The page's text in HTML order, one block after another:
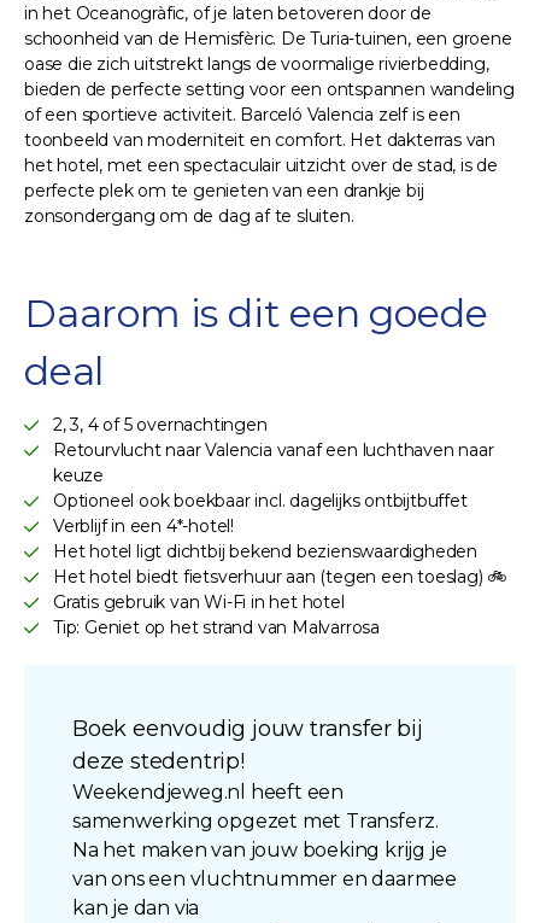
in het Oceanogràfic, of je laten betoveren door de
schoonheid van de Hemisfèric. De Turia-tuinen, een groene
oase die zich uitstrekt langs de voormalige rivierbedding,
bieden de perfecte setting voor een ontspannen wandeling
of een sportieve activiteit. Barceló Valencia zelf is een
toonbeeld van moderniteit en comfort. Het dakterras van
het hotel, met een spectaculair uitzicht over de stad, is de
perfecte plek om te genieten van een drankje bij
zonsondergang om de dag af te sluiten.
Daarom is dit een goede
deal
2, 3, 4 of 5 overnachtingen
Retourvlucht naar Valencia vanaf een luchthaven naar
keuze
Optioneel ook boekbaar incl. dagelijks ontbijtbuffet
Verblijf in een 4*-hotel!
Het hotel ligt dichtbij bekend bezienswaardigheden
Het hotel biedt fietsverhuur aan (tegen een toeslag) 🚲
Gratis gebruik van Wi-Fi in het hotel
Tip: Geniet op het strand van Malvarrosa
Boek eenvoudig jouw transfer bij
deze stedentrip!
Weekendjeweg.nl heeft een
samenwerking opgezet met Transferz.
Na het maken van jouw boeking krijg je
van ons een vluchtnummer en daarmee
kan je dan via